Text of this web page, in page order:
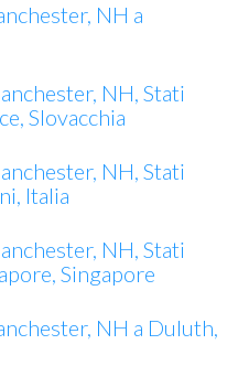
NH a
NH, Stati
Slovacchia
NH, Stati
Italia
NH, Stati
Singapore
NH a Duluth,